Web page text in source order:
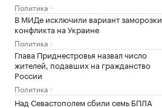
Политика
В МИДе исключили вариант заморозки
конфликта на Украине
Политика
Глава Приднестровья назвал число
жителей, подавших на гражданство
России
Политика
Над Севастополем сбили семь БПЛА